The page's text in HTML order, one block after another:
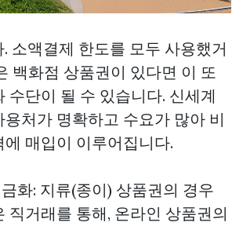
소액결제 한도를 모두 사용했거
백화점 상품권이 있다면 이 또
수단이 될 수 있습니다. 신세계
처가 명확하고 수요가 많아 비
매입이 이루어집니다.
화: 지류(종이) 상품권의 경우
직거래를 통해, 온라인 상품권의